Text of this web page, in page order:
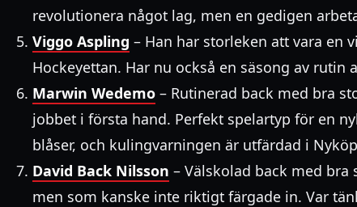
revolutionera något lag, men en gedigen
Viggo Aspling – Han har storleken att vara en
Hockeyettan. Har nu också en säsong av rutin
Marwin Wedemo – Rutinerad back med bra
jobbet i första hand. Perfekt spelartyp för en
blåser, och kulingvarningen är utfärdad i
David Back Nilsson – Välskolad back med
men som kanske inte riktigt färgade in. Var